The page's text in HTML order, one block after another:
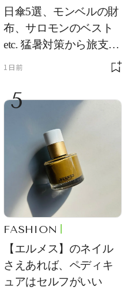
日傘5選、モンベルの財
布、サロモンのベスト
etc. 猛暑対策から旅支度
まで！ ｜今週の人気記
1日前
5
FASHION
【エルメス】のネイル
さえあれば、ペディキ
ュアはセルフがいい